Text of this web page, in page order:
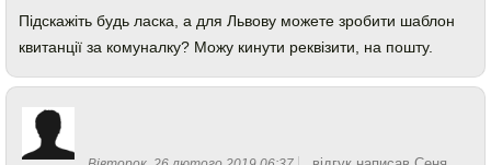
Підскажіть будь ласка, а для Львову можете зробити шаблон
квитанції за комуналку? Можу кинути реквізити, на пошту.